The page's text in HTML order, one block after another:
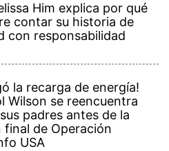
Him explica por qué
contar su historia de
con responsabilidad
la recarga de energía!
Wilson se reencuentra
padres antes de la
final de Operación
USA